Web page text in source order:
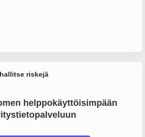
riskejä
helppokäyttöisimpään